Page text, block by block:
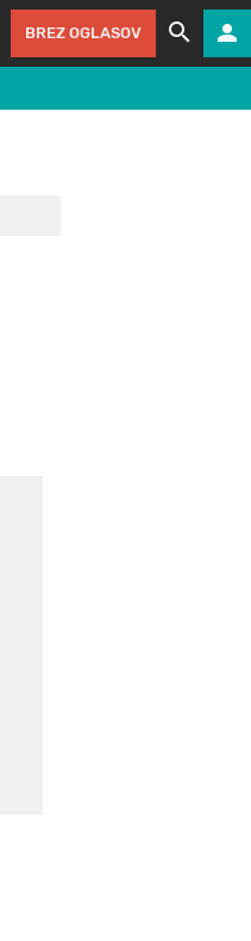
BREZ OGLASOV